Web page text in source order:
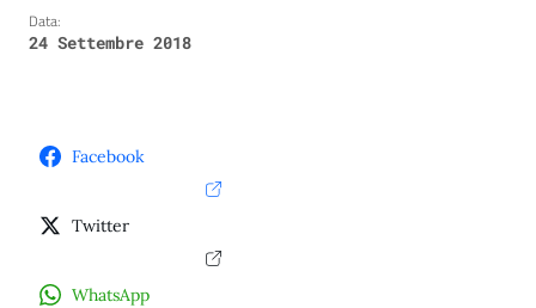
Data:
24 Settembre 2018
Facebook
Twitter
WhatsApp